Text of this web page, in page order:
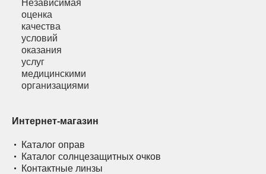
Интернет-магазин
Каталог оправ
Каталог солнцезащитных очков
Контактные линзы